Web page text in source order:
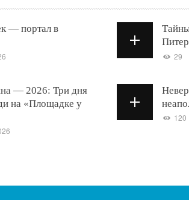
— портал в
Питер
29
— 2026: Три дня
на «Площадке у
120